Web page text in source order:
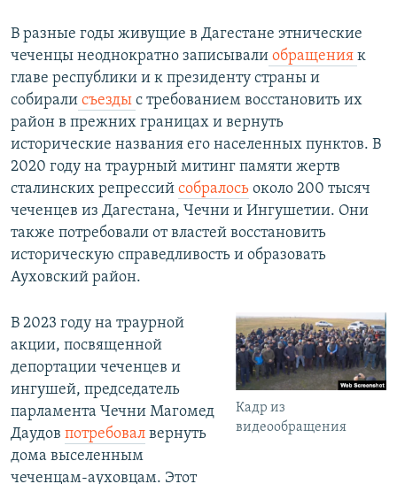
В разные годы живущие в Дагестане этнические
чеченцы неоднократно записывали обращения к
главе республики и к президенту страны и
собирали съезды с требованием восстановить их
район в прежних границах и вернуть
исторические названия его населенных пунктов. В
2020 году на траурный митинг памяти жертв
сталинских репрессий собралось около 200 тысяч
чеченцев из Дагестана, Чечни и Ингушетии. Они
также потребовали от властей восстановить
историческую справедливость и образовать
Ауховский район.
Кадр из
видеообращения
В 2023 году на траурной
акции, посвященной
депортации чеченцев и
ингушей, председатель
парламента Чечни Магомед
Даудов потребовал вернуть
дома выселенным
чеченцам-ауховцам. Этот